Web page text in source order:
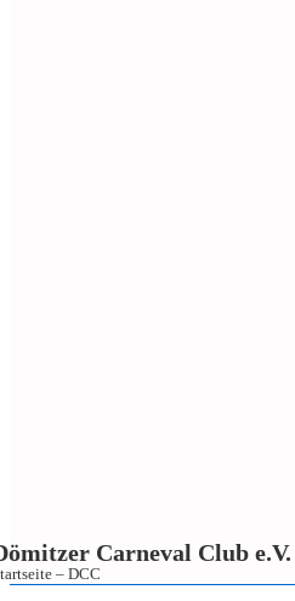
Carneval Club e.V.
– DCC